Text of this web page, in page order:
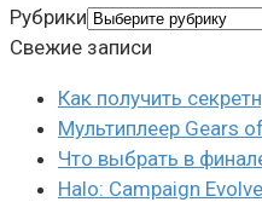
Рубрики
Свежие записи
Как получить
Мультиплеер Gears
Что выбрать в
Halo: Campaign